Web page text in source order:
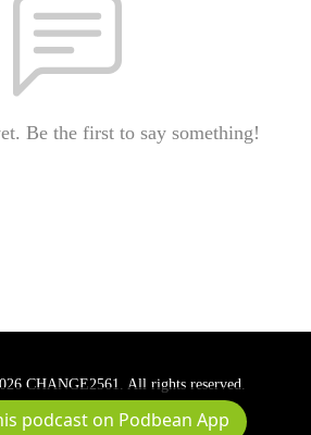
Be the first to say something!
CHANGE2561. All rights reserved.
Powered By Podbean
podcast on Podbean App